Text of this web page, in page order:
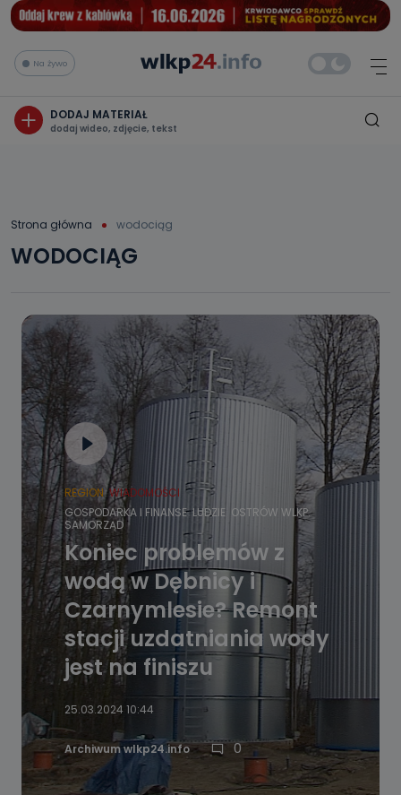
Na żywo
DODAJ MATERIAŁ
dodaj wideo, zdjęcie, tekst
Strona główna wodociąg
WODOCIĄG
REGION WIADOMOŚCI
GOSPODARKA I FINANSE LUDZIE OSTRÓW WLKP.
SAMORZĄD
Koniec problemów z
wodą w Dębnicy i
Czarnymlesie? Remont
stacji uzdatniania wody
jest na finiszu
25.03.2024 10:44
Archiwum wlkp24.info 0